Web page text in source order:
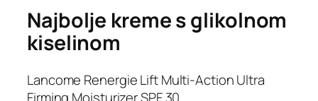
Najbolje kreme s glikolnom
kiselinom
Lancome Renergie Lift Multi-Action Ultra
Firming Moisturizer SPF 30